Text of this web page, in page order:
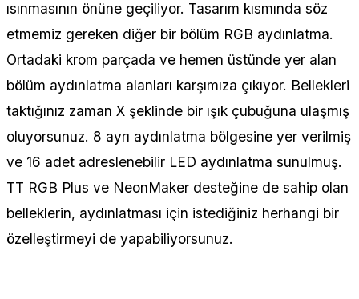
ısınmasının önüne geçiliyor. Tasarım kısmında söz
etmemiz gereken diğer bir bölüm RGB aydınlatma.
Ortadaki krom parçada ve hemen üstünde yer alan
bölüm aydınlatma alanları karşımıza çıkıyor. Bellekleri
taktığınız zaman X şeklinde bir ışık çubuğuna ulaşmış
oluyorsunuz. 8 ayrı aydınlatma bölgesine yer verilmiş
ve 16 adet adreslenebilir LED aydınlatma sunulmuş.
TT RGB Plus ve NeonMaker desteğine de sahip olan
belleklerin, aydınlatması için istediğiniz herhangi bir
özelleştirmeyi de yapabiliyorsunuz.